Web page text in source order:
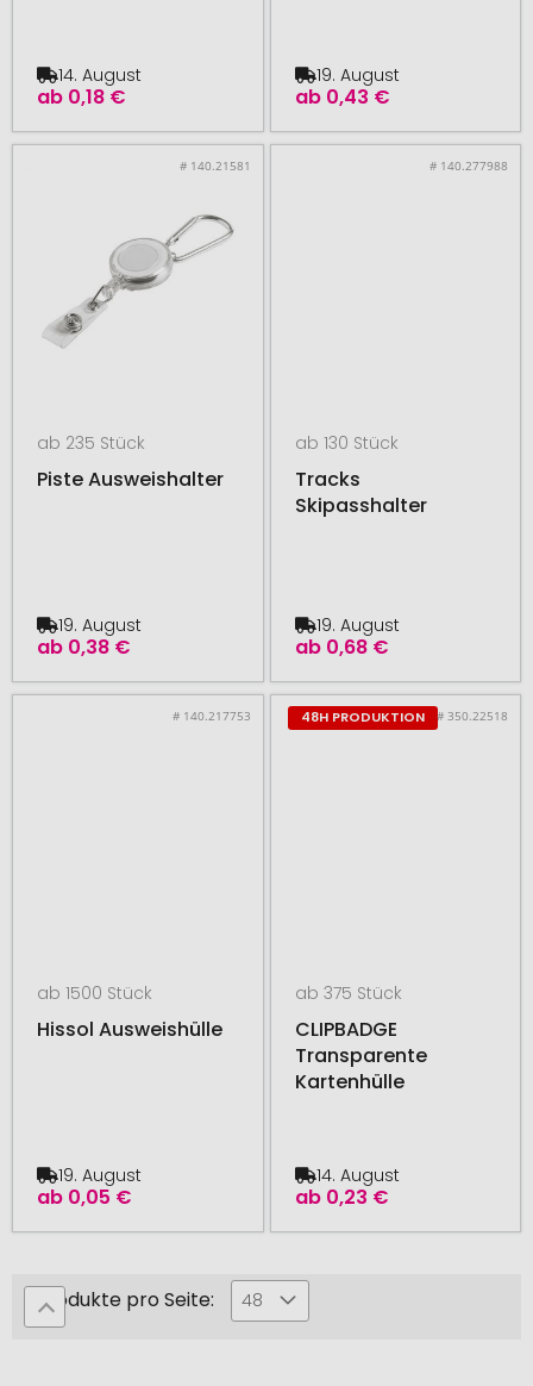
ab 0,18 €
14. August
ab 0,43 €
19. August
# 140.21581
ab 235 Stück
Piste Ausweishalter
ab 0,38 €
19. August
# 140.277988
ab 130 Stück
Tracks
Skipasshalter
ab 0,68 €
19. August
# 140.217753
ab 1500 Stück
Hissol Ausweishülle
ab 0,05 €
19. August
48H PRODUKTION # 350.22518
ab 375 Stück
CLIPBADGE
Transparente
Kartenhülle
ab 0,23 €
14. August
Produkte pro Seite: 48